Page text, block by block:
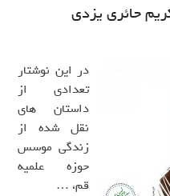
حائری یزدی
در این نوشتار
تعدادی از
داستان های
نقل شده از
زندگی موسس
حوزه علمیه
قم، …